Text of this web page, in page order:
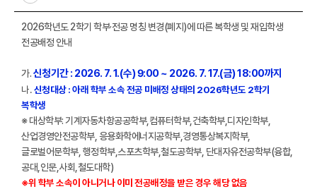
2026학년도 2학기 학부·전공 명칭 변경(폐지)에 따른 복학생 및 재입학생
전공배정 안내
가.신청기간 : 2026. 7. 1.(수) 9:00 ~ 2026. 7. 17.(금) 18:00까지
나.신청대상 : 아래 학부 소속 전공 미배정 상태의 2026학년도 2학기
복학생
※ 대상학부: 기계자동차항공공학부,컴퓨터학부,건축학부,디자인학부,
산업경영안전공학부, 응용화학에너지공학부,경영통상복지학부,
글로벌어문학부, 행정학부,스포츠학부,철도공학부, 단대자유전공학부(융합,
공대,인문,사회,철도대학)
※위 학부 소속이 아니거나 이미 전공배정을 받은 경우 해당 없음